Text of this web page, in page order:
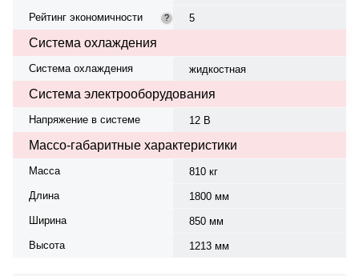
Рейтинг экономичности
? 5
Система охлаждения
Система охлаждения жидкостная
Система электрооборудования
Напряжение в системе 12 В
Массо-габаритные характеристики
Масса
810 кг
Длина
1800 мм
Ширина
850 мм
Высота
1213 мм